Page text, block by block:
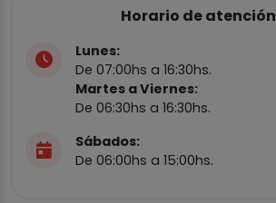
Horario de atención
Lunes:
De 07:00hs a 16:30hs.
Martes a Viernes:
De 06:30hs a 16:30hs.
Sábados:
De 06:00hs a 15:00hs.